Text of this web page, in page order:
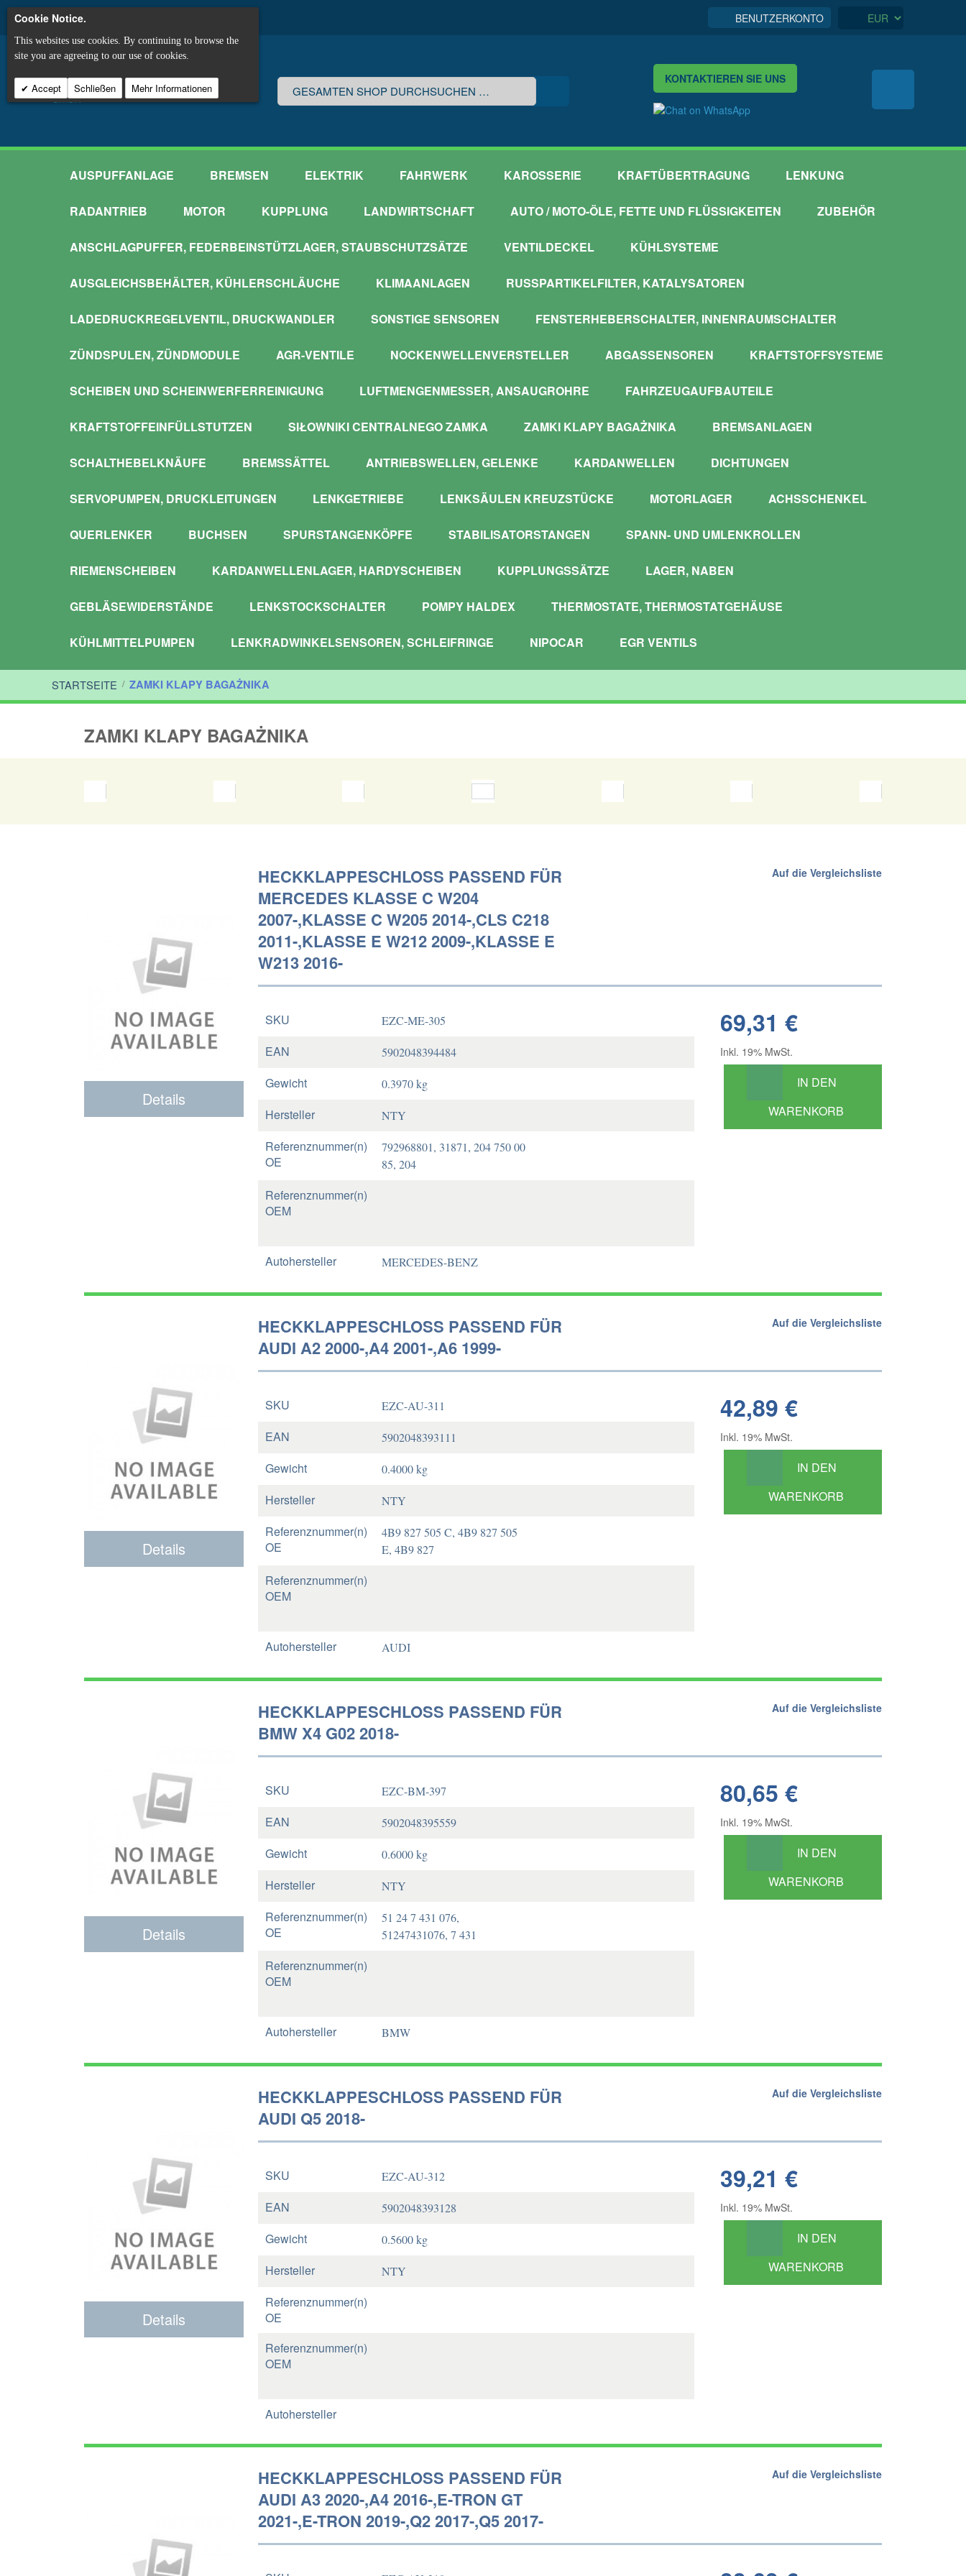
BENUTZERKONTO
KONTAKTIEREN SIE UNS
AUSPUFFANLAGE BREMSEN ELEKTRIK FAHRWERK KAROSSERIE KRAFTÜBERTRAGUNG LENKUNG
RADANTRIEB MOTOR KUPPLUNG LANDWIRTSCHAFT AUTO / MOTO-ÖLE, FETTE UND FLÜSSIGKEITEN ZUBEHÖR
ANSCHLAGPUFFER, FEDERBEINSTÜTZLAGER, STAUBSCHUTZSÄTZE VENTILDECKEL KÜHLSYSTEME
AUSGLEICHSBEHÄLTER, KÜHLERSCHLÄUCHE KLIMAANLAGEN RUSSPARTIKELFILTER, KATALYSATOREN
LADEDRUCKREGELVENTIL, DRUCKWANDLER SONSTIGE SENSOREN FENSTERHEBERSCHALTER, INNENRAUMSCHALTER
ZÜNDSPULEN, ZÜNDMODULE AGR-VENTILE NOCKENWELLENVERSTELLER ABGASSENSOREN KRAFTSTOFFSYSTEME
SCHEIBEN UND SCHEINWERFERREINIGUNG LUFTMENGENMESSER, ANSAUGROHRE FAHRZEUGAUFBAUTEILE
KRAFTSTOFFEINFÜLLSTUTZEN SIŁOWNIKI CENTRALNEGO ZAMKA ZAMKI KLAPY BAGAŻNIKA BREMSANLAGEN
SCHALTHEBELKNÄUFE BREMSSÄTTEL ANTRIEBSWELLEN, GELENKE KARDANWELLEN DICHTUNGEN
SERVOPUMPEN, DRUCKLEITUNGEN LENKGETRIEBE LENKSÄULEN KREUZSTÜCKE MOTORLAGER ACHSSCHENKEL
QUERLENKER BUCHSEN SPURSTANGENKÖPFE STABILISATORSTANGEN SPANN- UND UMLENKROLLEN
RIEMENSCHEIBEN KARDANWELLENLAGER, HARDYSCHEIBEN KUPPLUNGSSÄTZE LAGER, NABEN
GEBLÄSEWIDERSTÄNDE LENKSTOCKSCHALTER POMPY HALDEX THERMOSTATE, THERMOSTATGEHÄUSE
KÜHLMITTELPUMPEN LENKRADWINKELSENSOREN, SCHLEIFRINGE NIPOCAR EGR VENTILS
STARTSEITE / ZAMKI KLAPY BAGAŻNIKA
ZAMKI KLAPY BAGAŻNIKA
Details
HECKKLAPPESCHLOSS PASSEND FÜR
MERCEDES KLASSE C W204
2007-,KLASSE C W205 2014-,CLS C218
2011-,KLASSE E W212 2009-,KLASSE E
W213 2016-
Auf die Vergleichsliste
69,31 €
Inkl. 19% MwSt.
IN DEN
WARENKORB
SKU EZC-ME-305
EAN 5902048394484
Gewicht 0.3970 kg
Hersteller NTY
Referenznummer(n)
OE
792968801, 31871, 204 750 00
85, 204
Referenznummer(n)
OEM
Autohersteller MERCEDES-BENZ
Details
HECKKLAPPESCHLOSS PASSEND FÜR
AUDI A2 2000-,A4 2001-,A6 1999-
Auf die Vergleichsliste
42,89 €
Inkl. 19% MwSt.
IN DEN
WARENKORB
SKU EZC-AU-311
EAN 5902048393111
Gewicht 0.4000 kg
Hersteller NTY
Referenznummer(n)
OE
4B9 827 505 C, 4B9 827 505
E, 4B9 827
Referenznummer(n)
OEM
Autohersteller AUDI
Details
HECKKLAPPESCHLOSS PASSEND FÜR
BMW X4 G02 2018-
Auf die Vergleichsliste
80,65 €
Inkl. 19% MwSt.
IN DEN
WARENKORB
SKU EZC-BM-397
EAN 5902048395559
Gewicht 0.6000 kg
Hersteller NTY
Referenznummer(n)
OE
51 24 7 431 076,
51247431076, 7 431
Referenznummer(n)
OEM
Autohersteller BMW
Details
HECKKLAPPESCHLOSS PASSEND FÜR
AUDI Q5 2018-
Auf die Vergleichsliste
39,21 €
Inkl. 19% MwSt.
IN DEN
WARENKORB
SKU EZC-AU-312
EAN 5902048393128
Gewicht 0.5600 kg
Hersteller NTY
Referenznummer(n)
OE
Referenznummer(n)
OEM
Autohersteller
HECKKLAPPESCHLOSS PASSEND FÜR
AUDI A3 2020-,A4 2016-,E-TRON GT
2021-,E-TRON 2019-,Q2 2017-,Q5 2017-
Auf die Vergleichsliste
Cookie Notice.
This websites use cookies. By continuing to browse the
site you are agreeing to our use of cookies.
Accept Schließen Mehr Informationen